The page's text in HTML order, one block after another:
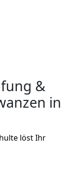
&
in
löst Ihr